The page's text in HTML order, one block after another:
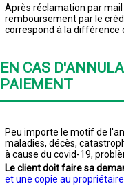
Après réclamation par
remboursement par le
correspond à la différence
EN CAS
PAIEMENT
Peu importe le motif de
maladies, décès,
à cause du covid-19,
Le client doit faire sa
et une copie au propriétaire.